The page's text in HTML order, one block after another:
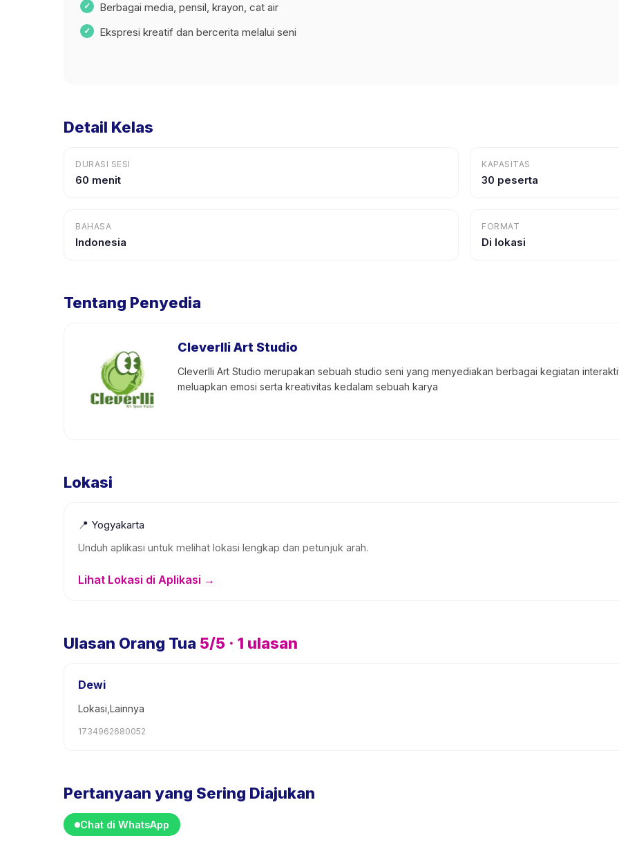
Berbagai media, pensil, krayon, cat air
Ekspresi kreatif dan bercerita melalui seni
Detail Kelas
DURASI SESI
60 menit
KAPASITAS
30 peserta
BAHASA
Indonesia
FORMAT
Di lokasi
Tentang Penyedia
Cleverlli Art Studio
Cleverlli Art Studio merupakan sebuah studio seni yang menyediakan berbagai kegiatan
meluapkan emosi serta kreativitas kedalam sebuah karya
Lokasi
📍 Yogyakarta
Unduh aplikasi untuk melihat lokasi lengkap dan petunjuk arah.
Lihat Lokasi di Aplikasi →
Ulasan Orang Tua 5/5 · 1 ulasan
Dewi
Lokasi,Lainnya
1734962680052
Pertanyaan yang Sering Diajukan
Chat di WhatsApp